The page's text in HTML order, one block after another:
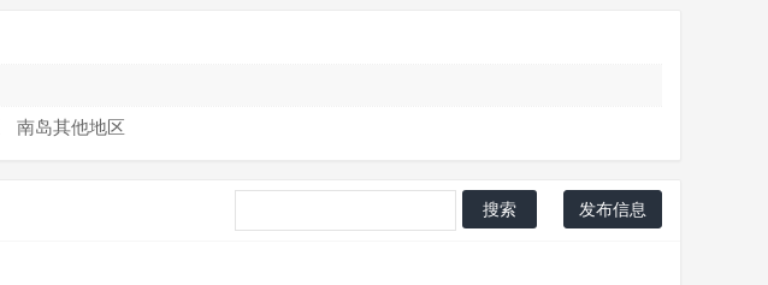
南岛其他地区
搜索 发布信息